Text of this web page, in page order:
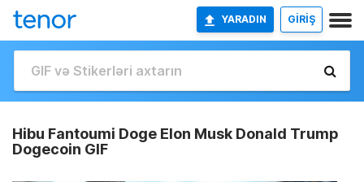
YARADIN GİRİŞ
Hibu Fantoumi Doge Elon Musk Donald Trump
Dogecoin GIF